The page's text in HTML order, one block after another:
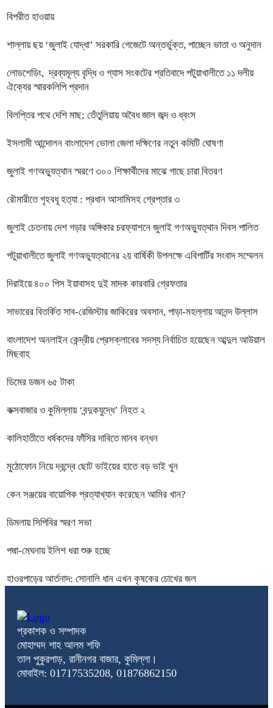
বিপরীত হাওয়ায়
শাল্লায় ছয় ‘জুলাই যোদ্ধা’ সরকারি গেজেটে অন্তর্ভুক্ত, পাচ্ছেন ভাতা ও অনুদান
লোডশেডিং, দ্রব্যমূল্য বৃদ্ধি ও গ্যাস সংকটের প্রতিবাদে পটুয়াখালীতে ১১ দলীয়
ঐক্যের স্মারকলিপি প্রদান
বিলপ্তির পথে দেশি মাছ; তেঁতুলিয়ায় অবৈধ জাল জব্দ ও ধ্বংস
ইসলামী আন্দোলন বাংলাদেশ ভোলা জেলা দক্ষিণের নতুন কমিটি ঘোষণা
জুলাই গণঅভ্যুত্থান স্মরণে ৩০০ শিক্ষার্থীদের মাঝে গাছে চারা বিতরণ
রৌমারীতে গৃহবধূ হত্যা : প্রধান আসামিসহ গ্রেপ্তার ৩
জুলাই চেতনায় দেশ গড়ার অঙ্গিকার চরফ্যাশনে জুলাই গণঅভ্যুত্থান দিবস পালিত
পটুয়াখালীতে জুলাই গণঅভ্যুত্থানের ২য় বার্ষিকী উপলক্ষে এবিপার্টির সংবাদ সম্মেলন
দিরাইয়ে ৪০০ পিস ইয়াবাসহ দুই মাদক কারবারি গ্রেফতার
সাভারের বিতর্কিত সাব-রেজিস্টার জাকিরের অবসান, পাড়া-মহল্লায় আনন্দ উল্লাস
বাংলাদেশ অনলাইন কেন্দ্রীয় প্রেসক্লাবের সদস্য নির্বাচিত হয়েছেন আব্দুল আউয়াল
মিছবাহ
ডিমের ডজন ৬৫ টাকা
কক্সবাজার ও কুমিল্লায় ‘বন্দুকযুদ্ধে’ নিহত ২
কালিহাতীতে ধর্ষকদের ফাঁসির দাবিতে মানব বন্ধন
মুঠোফোন নিয়ে দ্বন্দ্বে ছোট ভাইয়ের হাতে বড় ভাই খুন
কেন সঞ্জয়ের বায়োপিক প্রত্যাখ্যান করেছেন আমির খান?
ডিমলায় সিপিবির স্মরণ সভা
পদ্মা-মেঘনায় ইলিশ ধরা শুরু হচ্ছে
হাওরপাড়ের আর্তনাদ: সোনালি ধান এখন কৃষকের চোখের জল
প্রকাশক ও সম্পাদক
মোহাম্মদ শাহ আলম শফি
তাল পুকুরপাড়, রানীনগর বাজার, কুমিল্লা।
মোবাইল: 01717535208, 01876862150